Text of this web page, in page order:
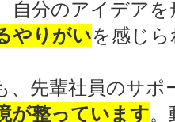
自分のアイデア
やりがいを感じ
、先輩社員のサポ
が整っています。